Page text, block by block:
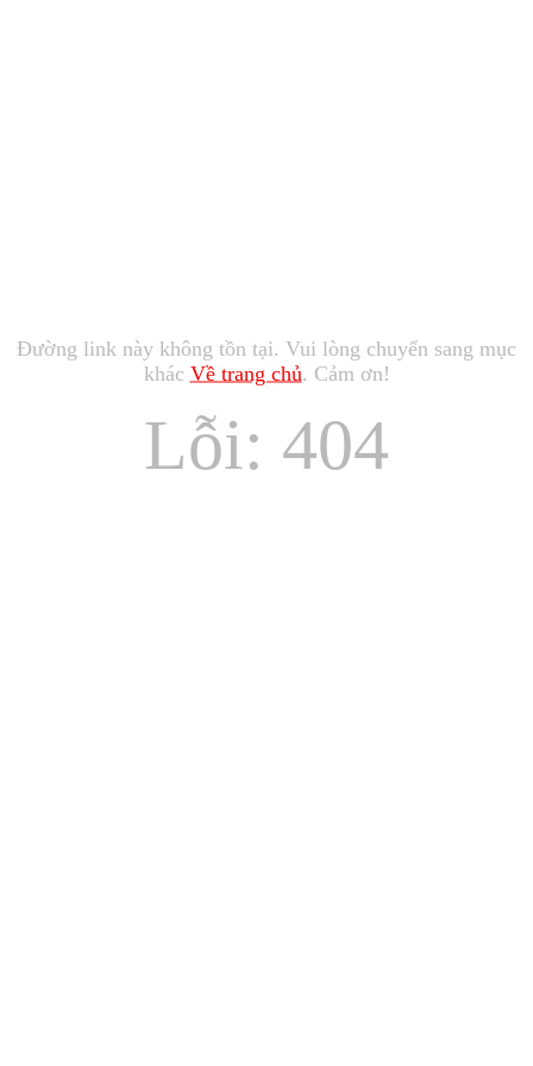
Đường link này không tồn tại. Vui lòng chuyển sang mục
khác Về trang chủ. Cảm ơn!
Lỗi: 404